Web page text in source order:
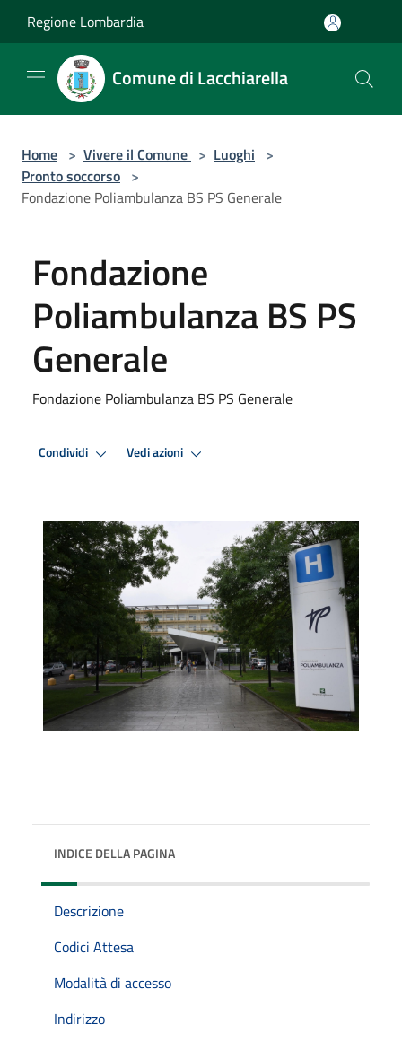
Regione Lombardia
Comune di Lacchiarella
Home > Vivere il Comune > Luoghi >
Pronto soccorso >
Fondazione Poliambulanza BS PS Generale
Fondazione
Poliambulanza BS PS
Generale
Fondazione Poliambulanza BS PS Generale
Condividi Vedi azioni
INDICE DELLA PAGINA
Descrizione
Codici Attesa
Modalità di accesso
Indirizzo